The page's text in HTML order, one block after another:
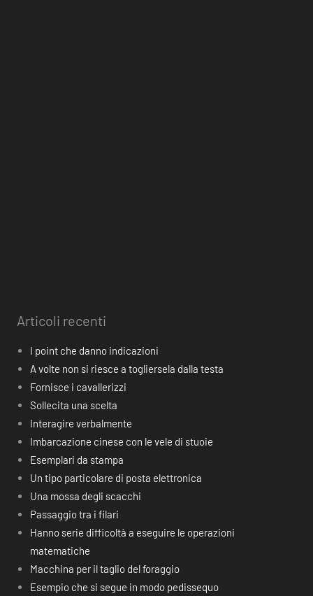
Articoli recenti
I point che danno indicazioni
A volte non si riesce a togliersela dalla testa
Fornisce i cavallerizzi
Sollecita una scelta
Interagire verbalmente
Imbarcazione cinese con le vele di stuoie
Esemplari da stampa
Un tipo particolare di posta elettronica
Una mossa degli scacchi
Passaggio tra i filari
Hanno serie difficoltà a eseguire le operazioni
matematiche
Macchina per il taglio del foraggio
Esempio che si segue in modo pedissequo